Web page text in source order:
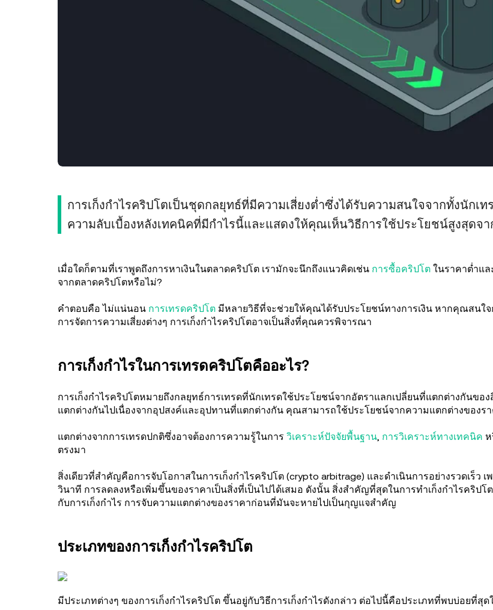
การเก็งกำไรคริปโตเป็นชุดกลยุทธ์ที่มีความเสี่ยงต่ำซึ่งได้รับความสนใจจากทั้งนัก
ความลับเบื้องหลังเทคนิคที่มีกำไรนี้และแสดงให้คุณเห็นวิธีการใช้ประโยชน์สูงสุดจ
เมื่อใดก็ตามที่เราพูดถึงการหาเงินในตลาดคริปโต เรามักจะนึกถึงแนวคิดเช่น การซื้อคริปโต ในราคาต่ำแล
จากตลาดคริปโตหรือไม่?
คำตอบคือ ไม่แน่นอน การเทรดคริปโต มีหลายวิธีที่จะช่วยให้คุณได้รับประโยชน์ทางการเงิน หากคุณสนใ
การจัดการความเสี่ยงต่างๆ การเก็งกำไรคริปโตอาจเป็นสิ่งที่คุณควรพิจารณา
การเก็งกำไรในการเทรดคริปโตคืออะไร?
การเก็งกำไรคริปโตหมายถึงกลยุทธ์การเทรดที่นักเทรดใช้ประโยชน์จากอัตราแลกเปลี่ยนที่แตกต่างกันขอ
แตกต่างกันไปเนื่องจากอุปสงค์และอุปทานที่แตกต่างกัน คุณสามารถใช้ประโยชน์จากความแตกต่างของร
แตกต่างจากการเทรดปกติซึ่งอาจต้องการความรู้ในการ วิเคราะห์ปัจจัยพื้นฐาน การวิเคราะห์ทางเทคนิค ห
ตรงมา
สิ่งเดียวที่สำคัญคือการจับโอกาสในการเก็งกำไรคริปโต (crypto arbitrage) และดำเนินการอย่างรวดเร็ว
วินาที การลดลงหรือเพิ่มขึ้นของราคาเป็นสิ่งที่เป็นไปได้เสมอ ดังนั้น สิ่งสำคัญที่สุดในการทำเก็งกำไรคริป
กับการเก็งกำไร การจับความแตกต่างของราคาก่อนที่มันจะหายไปเป็นกุญแจสำคัญ
ประเภทของการเก็งกำไรคริปโต
มีประเภทต่างๆ ของการเก็งกำไรคริปโต ขึ้นอยู่กับวิธีการเก็งกำไรดังกล่าว ต่อไปนี้คือประเภทที่พบบ่อยที่สุ